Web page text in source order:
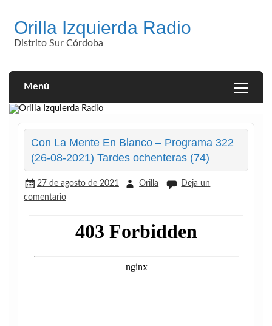
contenido
Orilla Izquierda Radio
Distrito Sur Córdoba
Menú
Con La Mente En Blanco – Programa 322
(26-08-2021) Tardes ochenteras (74)
27 de agosto de 2021 Orilla
Deja un
comentario